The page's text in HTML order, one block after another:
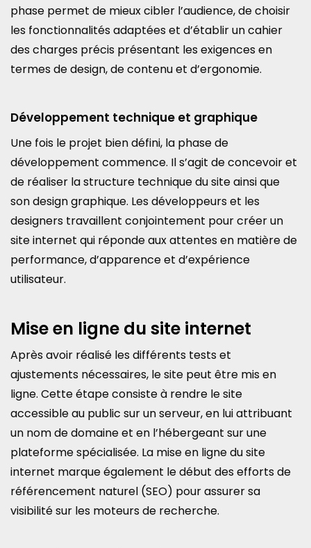
phase permet de mieux cibler l’audience, de choisir
les fonctionnalités adaptées et d’établir un cahier
des charges précis présentant les exigences en
termes de design, de contenu et d’ergonomie.
Développement technique et graphique
Une fois le projet bien défini, la phase de
développement commence. Il s’agit de concevoir et
de réaliser la structure technique du site ainsi que
son design graphique. Les développeurs et les
designers travaillent conjointement pour créer un
site internet qui réponde aux attentes en matière de
performance, d’apparence et d’expérience
utilisateur.
Mise en ligne du site internet
Après avoir réalisé les différents tests et
ajustements nécessaires, le site peut être mis en
ligne. Cette étape consiste à rendre le site
accessible au public sur un serveur, en lui attribuant
un nom de domaine et en l’hébergeant sur une
plateforme spécialisée. La mise en ligne du site
internet marque également le début des efforts de
référencement naturel (SEO) pour assurer sa
visibilité sur les moteurs de recherche.